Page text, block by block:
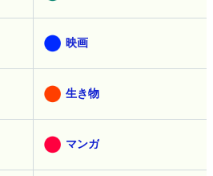
映画
生き物
マンガ